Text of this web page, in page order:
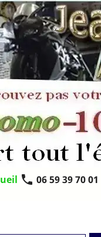
phone 06 59 39 70 01